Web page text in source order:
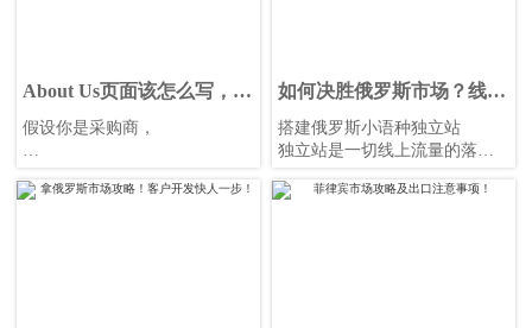
About Us页面该怎么写，才
能提高成单率？
假设你是采购商，
如何决胜俄罗斯市场？线上
布局是关键！
搭建俄罗斯小语种独立站
独立站是一切线上流量的落地
键，俄语复杂度更高，更需要